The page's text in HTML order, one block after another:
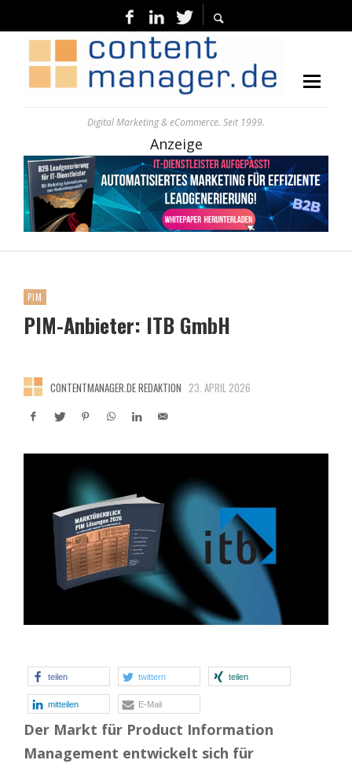
Digital Marketing & eCommerce. Seit 1999.
Anzeige
PIM
PIM-Anbieter: ITB GmbH
CONTENTMANAGER.DE REDAKTION 23. APRIL 2026
teilen twittern teilen
mitteilen E-Mail
Der Markt für Product Information
Management entwickelt sich für